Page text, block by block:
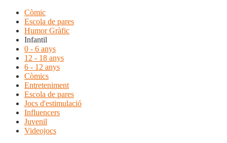
Còmic
Escola de pares
Humor Gràfic
Infantil
0 - 6 anys
12 - 18 anys
6 - 12 anys
Còmics
Entreteniment
Escola de pares
Jocs d'estimulació
Influencers
Juvenil
Videojocs